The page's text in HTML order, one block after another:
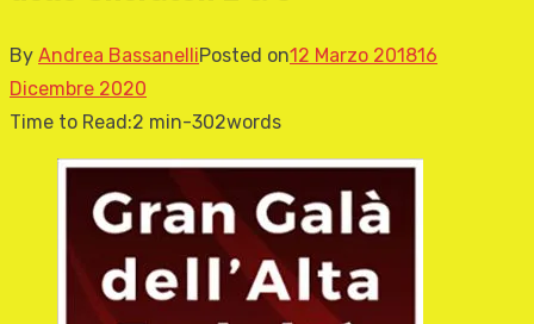
By Andrea BassanelliPosted on12 Marzo 201816
Dicembre 2020
Time to Read:2 min-302words